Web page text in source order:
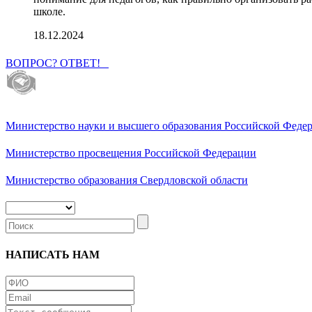
школе.
18.12.2024
ВОПРОС? ОТВЕТ!
Министерство науки и высшего образования Российской
Министерство просвещения Российской Федерации
Министерство образования Свердловской области
НАПИСАТЬ НАМ